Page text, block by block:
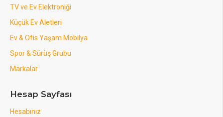
TV ve Ev Elektroniği
Küçük Ev Aletleri
Ev & Ofis Yaşam Mobilya
Spor & Sürüş Grubu
Markalar
Hesap Sayfası
Hesabınız